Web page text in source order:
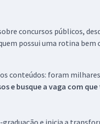
concursos públicos,
possui uma rotina
conteúdos: foram
e busque a vaga com